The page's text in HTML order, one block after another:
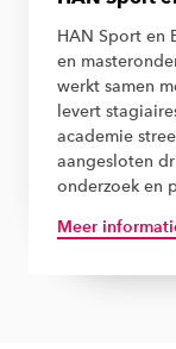
HAN Sport en
en
werkt samen
levert
academie
aangesloten
onderzoek en
Meer